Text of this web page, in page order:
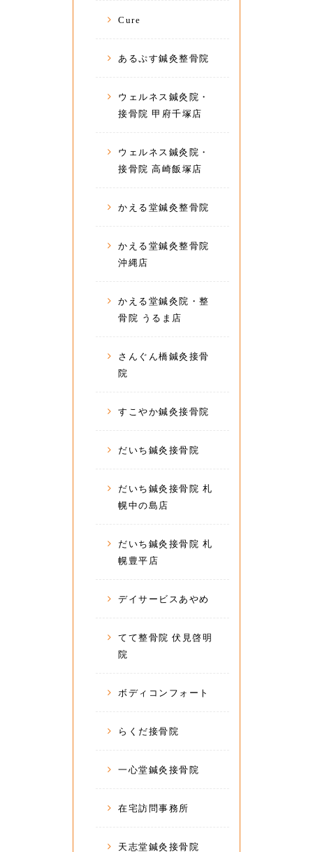
Cure
あるぷす鍼灸整骨院
ウェルネス鍼灸院・
接骨院 甲府千塚店
ウェルネス鍼灸院・
接骨院 高崎飯塚店
かえる堂鍼灸整骨院
かえる堂鍼灸整骨院
沖縄店
かえる堂鍼灸院・整
骨院 うるま店
さんぐん橋鍼灸接骨
院
すこやか鍼灸接骨院
だいち鍼灸接骨院
だいち鍼灸接骨院 札
幌中の島店
だいち鍼灸接骨院 札
幌豊平店
デイサービスあやめ
てて整骨院 伏見啓明
院
ボディコンフォート
らくだ接骨院
一心堂鍼灸接骨院
在宅訪問事務所
天志堂鍼灸接骨院